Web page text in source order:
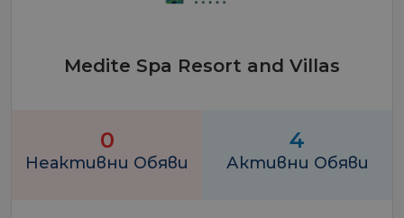
Medite Spa Resort and Villas
0
Неактивни Обяви
4
Активни Обяви